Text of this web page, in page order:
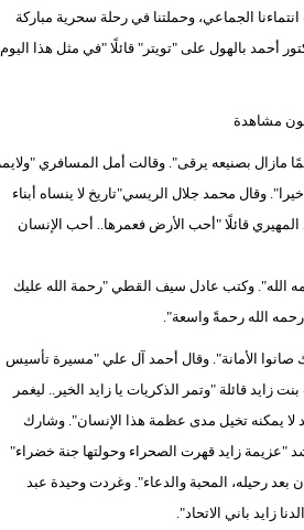
الجماعي، وحملتنا في رحلة سحرية مباركة
أحمد بالهول على "تويتر" قائلًا "في مثل هذا اليوم
مازال بصنيعه يرقى". وقالت أمل المسافري "ولايمر
وقال محمد جلال الريسي"تاريخ لا ينساه أبناء
المهيري قائلًا "أحب الأرض فعمرها.. أحب الإنسان
الله". وكتب عادل سيف القطي "رحمة الله عليك
الله رحمةً واسعة".
صانوا الأمانة". وقال أحمد آل علي "مسيرة تأسيس
قائلة "وتمر الذكريات يا زايد الخير.. ليغمر
لا يمكنه تخيل مدى عظمة هذا الإنسان". وشارك
"عزيمة زايد قهرت الصحراء وحولتها جنة خضراء"
رحيله، المحبة والدعاء". وغردت وحيدة عبد
زايد باني الاتحاد".